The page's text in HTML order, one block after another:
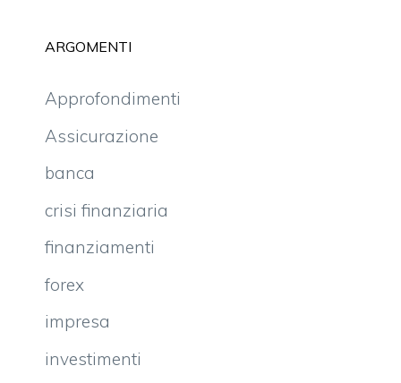
ARGOMENTI
Approfondimenti
Assicurazione
banca
crisi finanziaria
finanziamenti
forex
impresa
investimenti